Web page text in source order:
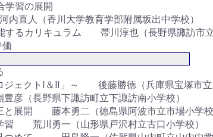
学習の展開
人（香川大学教育学部附属坂出中学校）
するカリキュラム 帯川淳也（長野県諏訪市立
ジェクトⅠ＆Ⅱ」～ 後藤勝徳（兵庫県宝塚市立
（長野県下諏訪町立下諏訪南小学校）
と展開 藤本勇二（徳島県阿波市立市場小学校
習 荒川勇一（山形県戸沢村立古口小学校）